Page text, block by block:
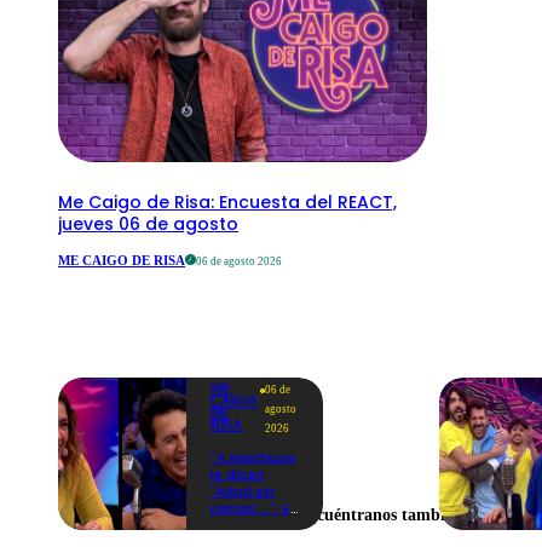
Me Caigo de Risa: Encuesta del REACT,
jueves 06 de agosto
ME CAIGO DE RISA 06 de agosto 2026
ME
CAIGO
DE
RISA
06 de
agosto
2026
"A Machuca
le dicen
'Árbol sin
ramas'...": ElEncuéntranos también en